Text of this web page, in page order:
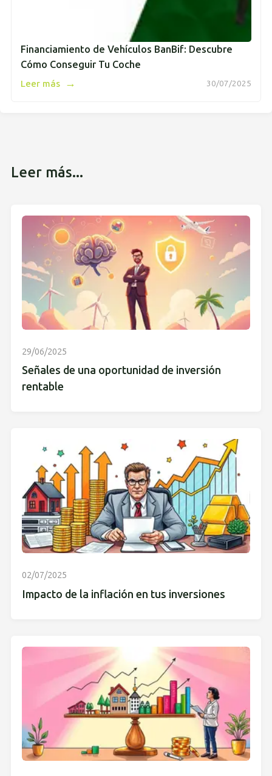
Financiamiento de Vehículos BanBif: Descubre
Cómo Conseguir Tu Coche
30/07/2025
Leer más →
Leer más...
29/06/2025
Señales de una oportunidad de inversión
rentable
02/07/2025
Impacto de la inflación en tus inversiones